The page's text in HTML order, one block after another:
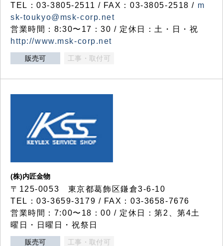
TEL：03-3805-2511 / FAX：03-3805-2518 / m
sk-toukyo@msk-corp.net
営業時間：8:30〜17：30 / 定休日：土・日・祝
http://www.msk-corp.net
販売可 工事・取付可
(株)内匠金物
〒125-0053 東京都葛飾区鎌倉3-6-10
TEL：03-3659-3179 / FAX：03-3658-7676
営業時間：7:00〜18：00 / 定休日：第2、第4土
曜日・日曜日・祝祭日
販売可 工事・取付可